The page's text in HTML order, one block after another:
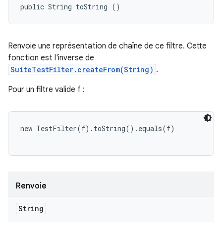
public String toString ()
Renvoie une représentation de chaîne de ce filtre. Cette
fonction est l'inverse de
SuiteTestFilter.createFrom(String) .
Pour un filtre valide f :
new TestFilter(f).toString().equals(f)
Renvoie
String